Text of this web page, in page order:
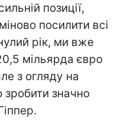
позиції,
посилити всі
рік, ми вже
мільярда євро
з огляду на
зробити значно